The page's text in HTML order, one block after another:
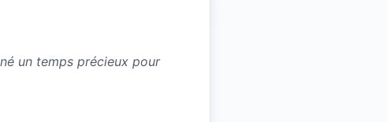
un temps précieux pour